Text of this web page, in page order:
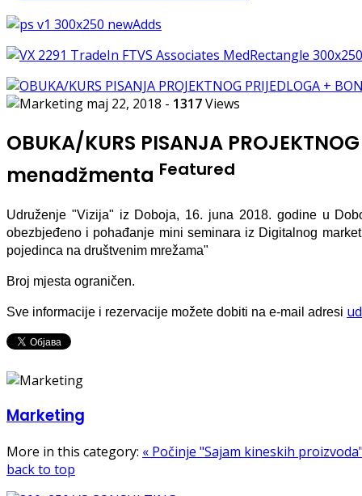
maj 22, 2018 - 1317Views
OBUKA/KURS PISANJA
menadžmenta Featured
Udruženje "Vizija" iz Doboja, 16. juna 2018. godine u
obezbjeđeno i pohađanje mini seminara iz Digitalnog
pojedinca na društvenim mrežama"
Broj mjesta ograničen.
Sve informacije i rezervacije možete dobiti na e-mail adresi
Marketing
More in this category: « Počinje "Sajam kineskih
back to top